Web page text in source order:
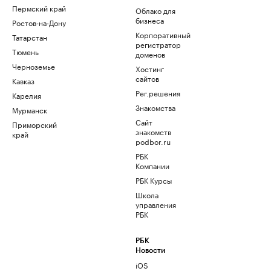
Пермский край
Ростов-на-Дону
Татарстан
Тюмень
Черноземье
Кавказ
Карелия
Мурманск
Приморский
край
Облако для
бизнеса
Корпоративный
регистратор
доменов
Хостинг
сайтов
Рег.решения
Знакомства
Сайт
знакомств
podbor.ru
РБК
Компании
РБК Курсы
Школа
управления
РБК
РБК
Новости
iOS